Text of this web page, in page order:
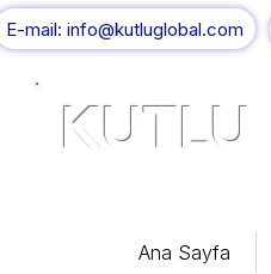
E-mail: info@kutluglobal.com
KUTLU
Ana Sayfa